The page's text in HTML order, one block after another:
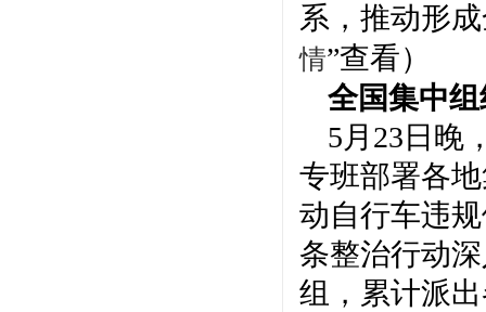
系，推动形
情”查看）
全国集中
5月23日晚
专班部署各
动自行车违
条整治行动
组，累计派